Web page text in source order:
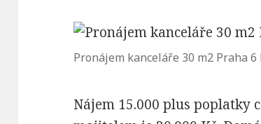
Pronájem kanceláře 30 m2 Praha
Nájem 15.000 plus poplatky